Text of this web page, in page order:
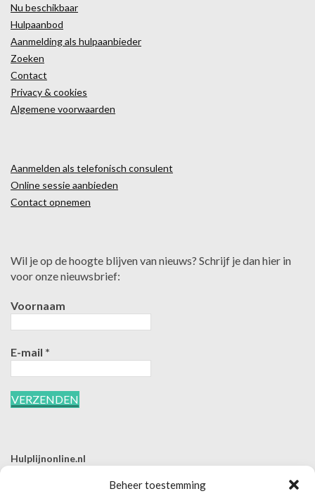
Beheer toestemming
Nu beschikbaar
Hulpaanbod
Aanmelding als hulpaanbieder
Zoeken
Contact
Privacy & cookies
Algemene voorwaarden
Aanmelden als telefonisch consulent
Online sessie aanbieden
Contact opnemen
Wil je op de hoogte blijven van nieuws? Schrijf je dan hier in
voor onze nieuwsbrief:
Voornaam
E-mail *
Hulplijnonline.nl
E | info@hulplijnonline.nl